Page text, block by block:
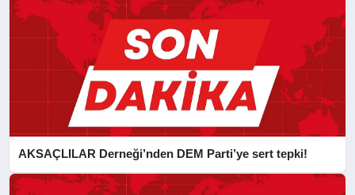
AKSAÇLILAR Derneği’nden DEM Parti’ye sert tepki!